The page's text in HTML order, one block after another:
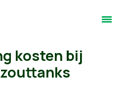
kosten bij